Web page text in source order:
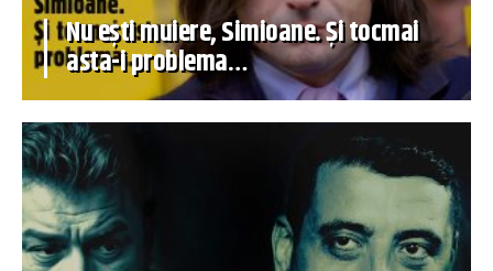
Nu ești muiere, Simioane. Și tocmai
asta-i problema…